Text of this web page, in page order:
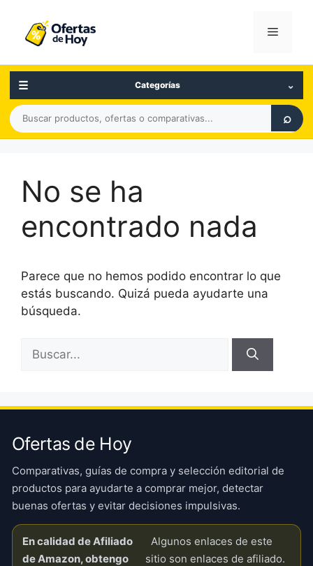
contenido
Menú
☰ Categorías ⌄
Buscar
productos,
comparativas
⌕
No se ha
encontrado nada
Parece que no hemos podido encontrar lo que
estás buscando. Quizá pueda ayudarte una
búsqueda.
Ofertas de Hoy
Comparativas, guías de compra y selección editorial de
productos para ayudarte a comprar mejor, detectar
buenas ofertas y evitar decisiones impulsivas.
En calidad de Afiliado
de Amazon, obtengo
Algunos enlaces de este
sitio son enlaces de afiliado.